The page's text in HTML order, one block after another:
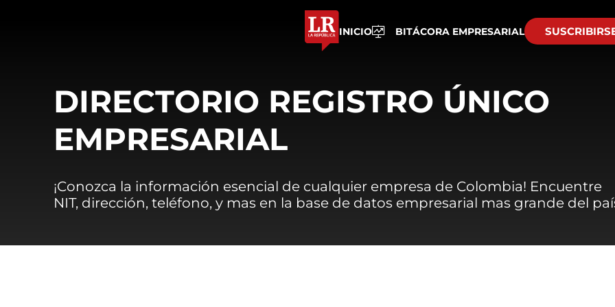
INICIO BITÁCORA EMPRESARIAL
DIRECTORIO REGISTRO ÚNICO
EMPRESARIAL
¡Conozca la información esencial de cualquier empresa de Colombia! Encuentre
NIT, dirección, teléfono, y mas en la base de datos empresarial mas grande del